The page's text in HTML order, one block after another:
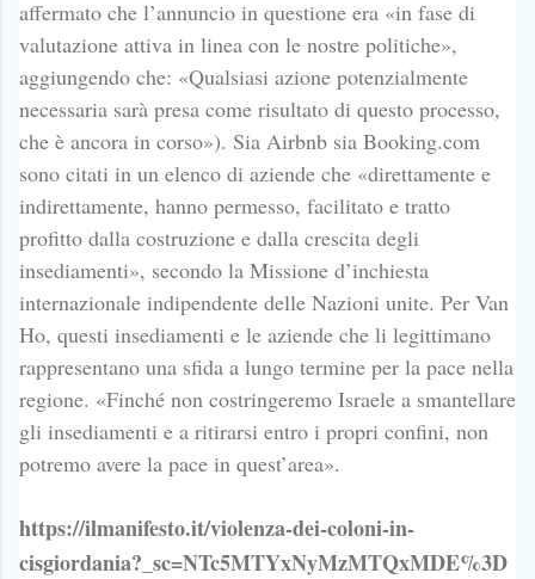
affermato che l’annuncio in questione era «in fase di
valutazione attiva in linea con le nostre politiche»,
aggiungendo che: «Qualsiasi azione potenzialmente
necessaria sarà presa come risultato di questo processo,
che è ancora in corso»). Sia Airbnb sia Booking.com
sono citati in un elenco di aziende che «direttamente e
indirettamente, hanno permesso, facilitato e tratto
profitto dalla costruzione e dalla crescita degli
insediamenti», secondo la Missione d’inchiesta
internazionale indipendente delle Nazioni unite. Per Van
Ho, questi insediamenti e le aziende che li legittimano
rappresentano una sfida a lungo termine per la pace nella
regione. «Finché non costringeremo Israele a smantellare
gli insediamenti e a ritirarsi entro i propri confini, non
potremo avere la pace in quest’area».
https://ilmanifesto.it/violenza-dei-coloni-in-
cisgiordania?_sc=NTc5MTYxNyMzMTQxMDE%3D